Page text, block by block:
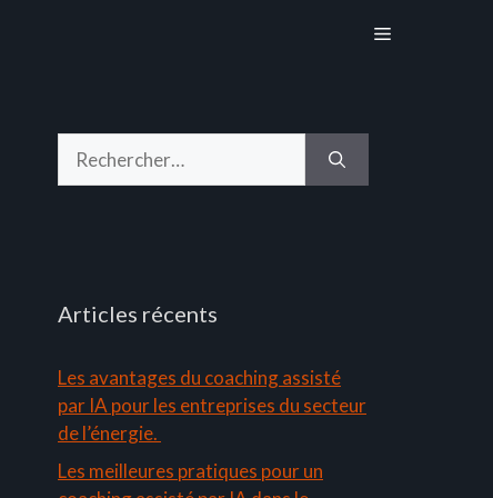
Menu
Articles récents
Les avantages du coaching assisté
par IA pour les entreprises du secteur
de l’énergie.
Les meilleures pratiques pour un